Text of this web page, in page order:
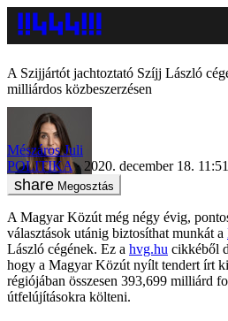
A Szijjártót jachtoztató Szíjj László
milliárdos közbeszerzésen
Mészáros Juli
POLITIKA
2020. december 18. 11:51
Megosztás
A Magyar Közút még négy évig,
választások utánig biztosíthat munkát a
László cégének. Ez a hvg.hu cikkéből
hogy a Magyar Közút nyílt tendert írt
régiójában összesen 393,699 milliárd
útfelújításokra költeni.